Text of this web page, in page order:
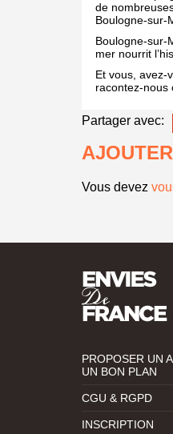
de
Boulogne-sur-
Boulogne-sur-
mer nourrit
Et vous, avez-
racontez-nous
Partager avec:
Vous devez
PROPOSER UN
UN BON PLAN
CGU & RGPD
INSCRIPTION